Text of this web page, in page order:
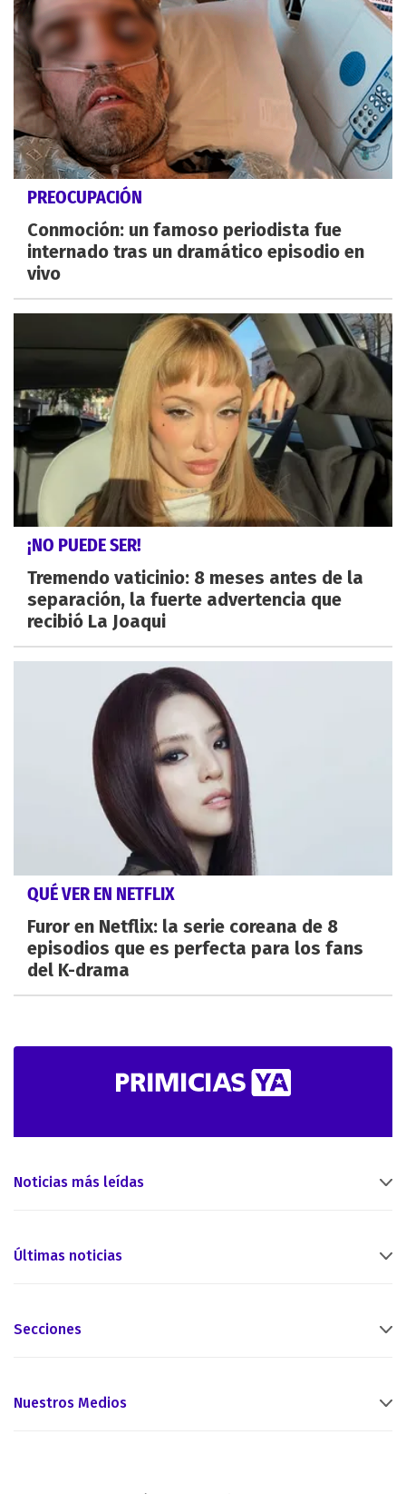
PREOCUPACIÓN
Conmoción: un famoso periodista fue
internado tras un dramático episodio en
vivo
¡NO PUEDE SER!
Tremendo vaticinio: 8 meses antes de la
separación, la fuerte advertencia que
recibió La Joaqui
QUÉ VER EN NETFLIX
Furor en Netflix: la serie coreana de 8
episodios que es perfecta para los fans
del K-drama
Noticias más leídas
Últimas noticias
Secciones
Nuestros Medios